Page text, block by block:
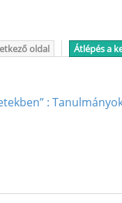
oldal Átlépés a
: